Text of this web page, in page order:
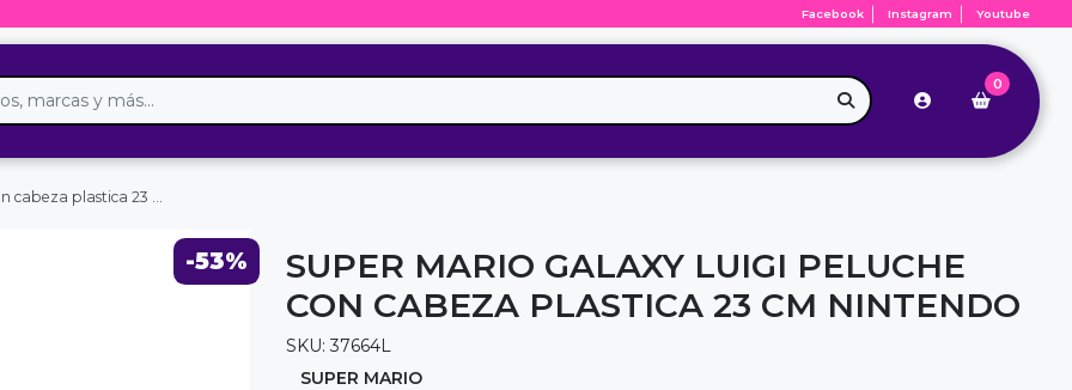
Facebook Instagram Youtube
0
plastica 23 cm nintendo
-53%
SUPER MARIO GALAXY LUIGI PELUCHE
CON CABEZA PLASTICA 23 CM NINTENDO
SKU: 37664L
SUPER MARIO